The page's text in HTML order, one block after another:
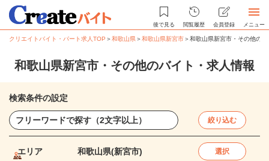
後で見る 閲覧履歴 会員登録 メニュー
クリエイトバイト・パート求人TOP ＞和歌山県＞和歌山県新宮市＞和歌山県新宮市・その他の
和歌山県新宮市・その他のバイト・求人情報
検索条件の設定
絞り込む
エリア 和歌山県(新宮市) 選択